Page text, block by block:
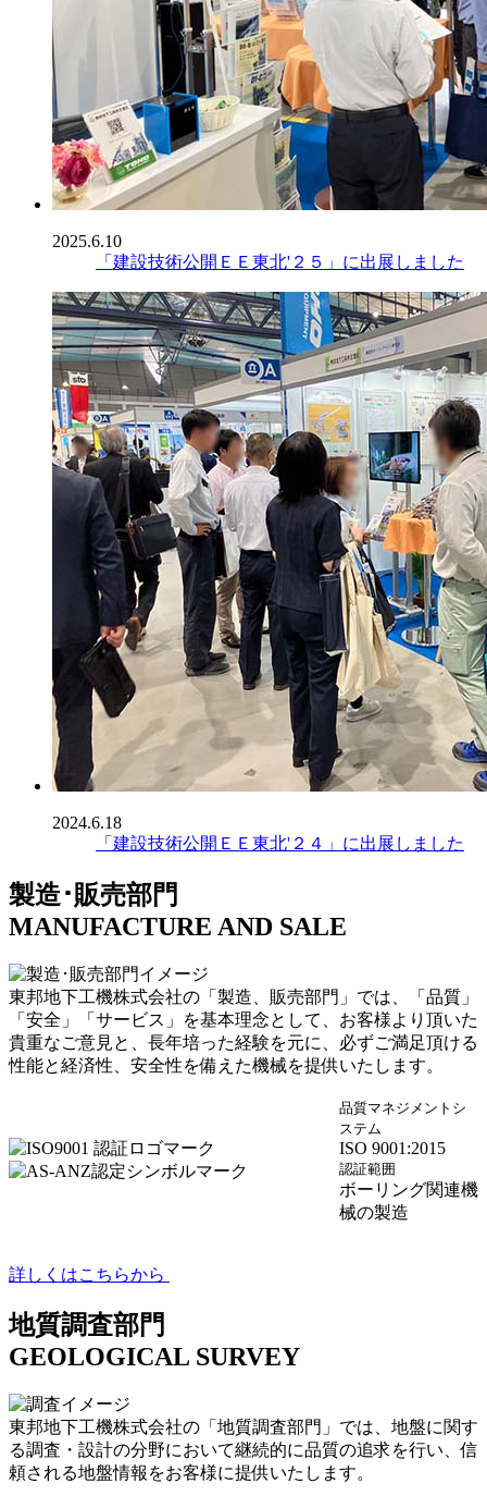
2025.6.10
「建設技術公開ＥＥ東北'２５」に出展しました
2024.6.18
「建設技術公開ＥＥ東北'２４」に出展しました
製造･販売部門
MANUFACTURE AND SALE
東邦地下工機株式会社の「製造、販売部門」では、「品質」
「安全」「サービス」を基本理念として、お客様より頂いた
貴重なご意見と、長年培った経験を元に、必ずご満足頂ける
性能と経済性、安全性を備えた機械を提供いたします。
品質マネジメントシ
ステム
ISO 9001:2015
認証範囲
ボーリング関連機
械の製造
詳しくはこちらから
地質調査部門
GEOLOGICAL SURVEY
東邦地下工機株式会社の「地質調査部門」では、地盤に関す
る調査・設計の分野において継続的に品質の追求を行い、信
頼される地盤情報をお客様に提供いたします。